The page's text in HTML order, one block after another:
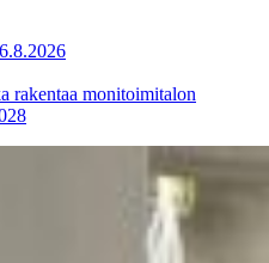
6.8.2026
rakentaa monitoimitalon